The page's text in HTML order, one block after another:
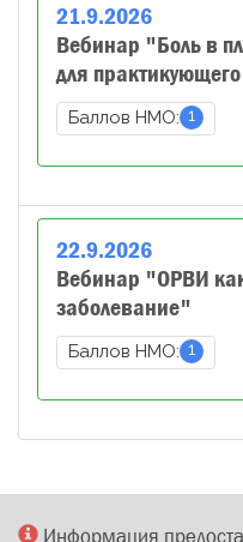
21.9.2026
Вебинар "Боль в
для
Баллов НМО: 1
22.9.2026
Вебинар "ОРВИ
заболевание"
Баллов НМО: 1
Информация